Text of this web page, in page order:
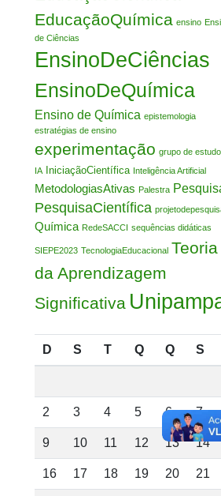
EducaçãoQuímica ensino
de Ciências
EnsinoDeCiências
EnsinoDeQuímica
Ensino de Química epistemologia
estratégias de ensino
experimentação grupo de
IA IniciaçãoCientífica Inteligência Artificial
MetodologiasAtivas Palestra
PesquisaCientífica
Química RedeSACCI sequências didáticas
SIEPE2023 TecnologiaEducacional Teoria
da Aprendizagem
Significativa
D S T Q Q S
2 3 4 5 6 7
9 10 11 12 13 14
16 17 18 19 20 21